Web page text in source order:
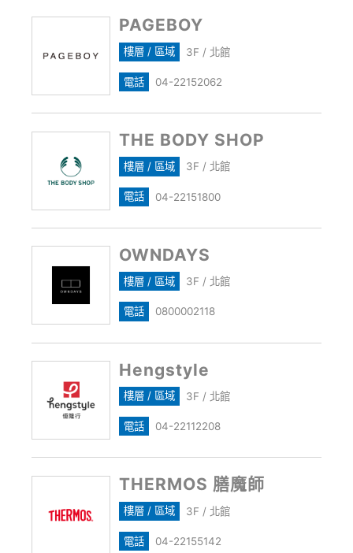
PAGEBOY
樓層 / 區域 3F / 北館
電話 04-22152062
THE BODY SHOP
樓層 / 區域 3F / 北館
電話 04-22151800
OWNDAYS
樓層 / 區域 3F / 北館
電話 0800002118
Hengstyle
樓層 / 區域 3F / 北館
電話 04-22112208
THERMOS 膳魔師
樓層 / 區域 3F / 北館
電話 04-22155142